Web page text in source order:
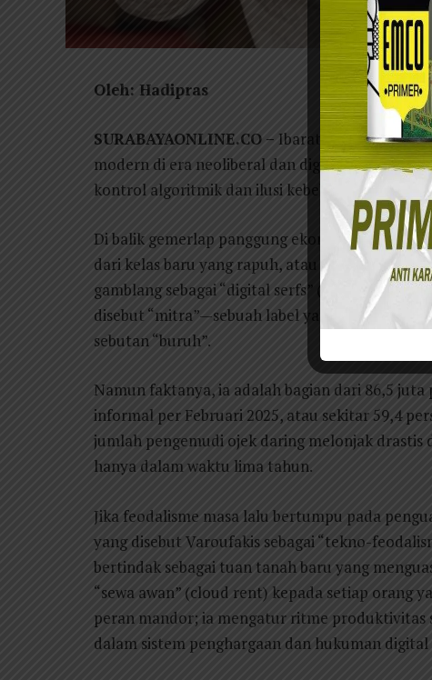
Oleh: Hadipras
SURABAYAONLINE.CO – Ibarat jaring laba-
modern di era neoliberal dan digital ini bekerja
kontrol algoritmik dan ilusi kebebasan.
Di balik gemerlap panggung ekonomi digital,
dari kelas baru yang rapuh, atau yang oleh
gamblang sebagai “digital serfs” (budak digital).
disebut “mitra”—sebuah label yang terdengar
sebutan “buruh”.
Namun faktanya, ia adalah bagian dari 86,5
informal per Februari 2025, atau sekitar 59,4
jumlah pengemudi ojek daring melonjak drastis
hanya dalam waktu lima tahun.
Jika feodalisme masa lalu bertumpu pada
yang disebut Varoufakis sebagai “tekno-
bertindak sebagai tuan tanah baru yang
“sewa awan” (cloud rent) kepada setiap orang
peran mandor; ia mengatur ritme produktivitas
dalam sistem penghargaan dan hukuman